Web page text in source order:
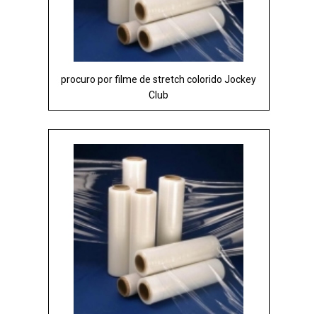
procuro por filme de stretch colorido Jockey
Club